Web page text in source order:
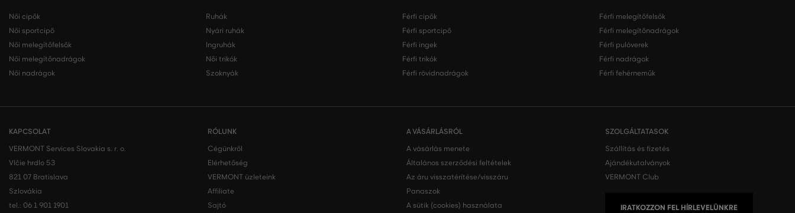
Női cipők
Női sportcipő
Női melegítőfelsők
Női melegítőnadrágok
Női nadrágok
Ruhák
Nyári ruhák
Ingruhák
Női trikók
Szoknyák
Férfi cipők
Férfi sportcipő
Férfi ingek
Férfi trikók
Férfi rövidnadrágok
Férfi melegítőfelsők
Férfi melegítőnadrágok
Férfi pulóverek
Férfi nadrágok
Férfi fehérneműk
KAPCSOLAT
VERMONT Services Slovakia s. r. o.
Vlčie hrdlo 53
821 07 Bratislava
Szlovákia
tel.: 06 1 901 1901
RÓLUNK
Cégünkről
Elérhetőség
VERMONT üzleteink
Affiliate
Sajtó
A VÁSÁRLÁSRÓL
A vásárlás menete
Általános szerződési feltételek
Az áru visszatérítése/visszáru
Panaszok
A sütik (cookies) használata
SZOLGÁLTATASOK
Szállítás és fizetés
Ajándékutalványok
VERMONT Club
IRATKOZZON FEL HÍRLEVELÜNKRE